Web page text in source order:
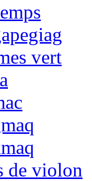
vert
de violon